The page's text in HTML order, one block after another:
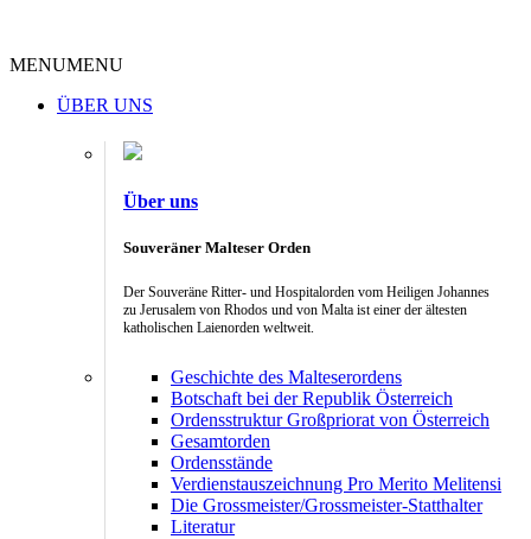
MENUMENU
ÜBER UNS
Über uns
Souveräner Malteser Orden
Der Souveräne Ritter- und Hospitalorden vom Heiligen Johannes
zu Jerusalem von Rhodos und von Malta ist einer der ältesten
katholischen Laienorden weltweit.
Geschichte des Malteserordens
Botschaft bei der Republik Österreich
Ordensstruktur Großpriorat von Österreich
Gesamtorden
Ordensstände
Verdienstauszeichnung Pro Merito Melitensi
Die Grossmeister/Grossmeister-Statthalter
Literatur